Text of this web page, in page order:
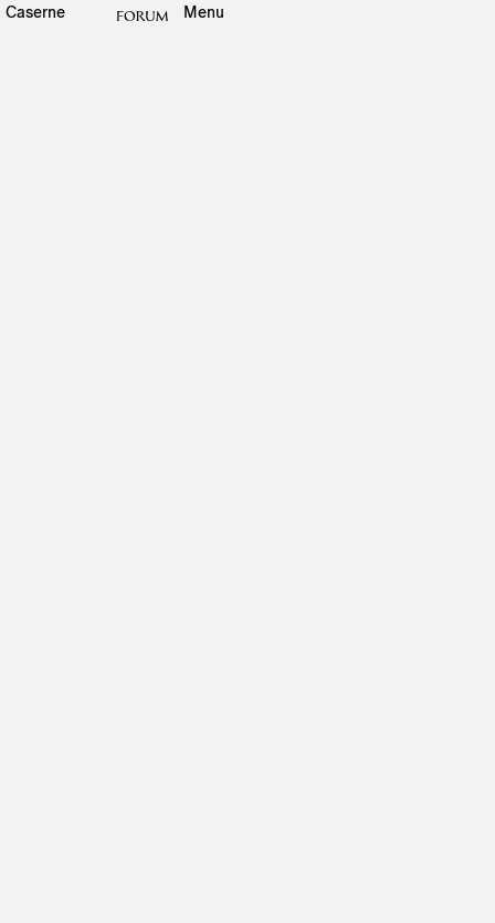
Caserne Menu